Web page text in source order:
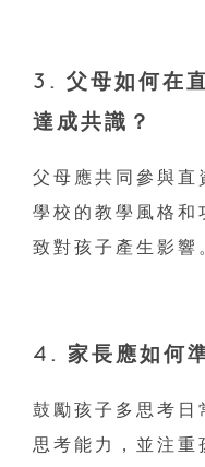
3. 父母如何在
達成共識？
父母應共同參與直
學校的教學風格和
致對孩子產生影響
4. 家長應如何
鼓勵孩子多思考日
思考能力，並注重